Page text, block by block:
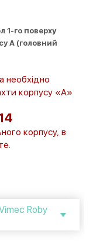
1-го поверху
А (головний
необхідно
корпусу «А»
корпусу, в
Roby